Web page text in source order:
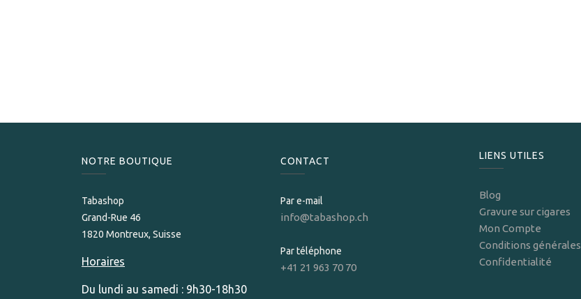
NOTRE BOUTIQUE
Tabashop
Grand-Rue 46
1820 Montreux, Suisse
Horaires
Du lundi au samedi : 9h30-18h30
CONTACT
Par e-mail
info@tabashop.ch
Par téléphone
+41 21 963 70 70
LIENS UTILES
Blog
Gravure sur cigares
Mon Compte
Conditions générales
Confidentialité